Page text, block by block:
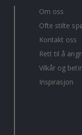
Om oss
Ofte stilte
Kontakt oss
Rett til å
Vilkår og
Inspirasjon